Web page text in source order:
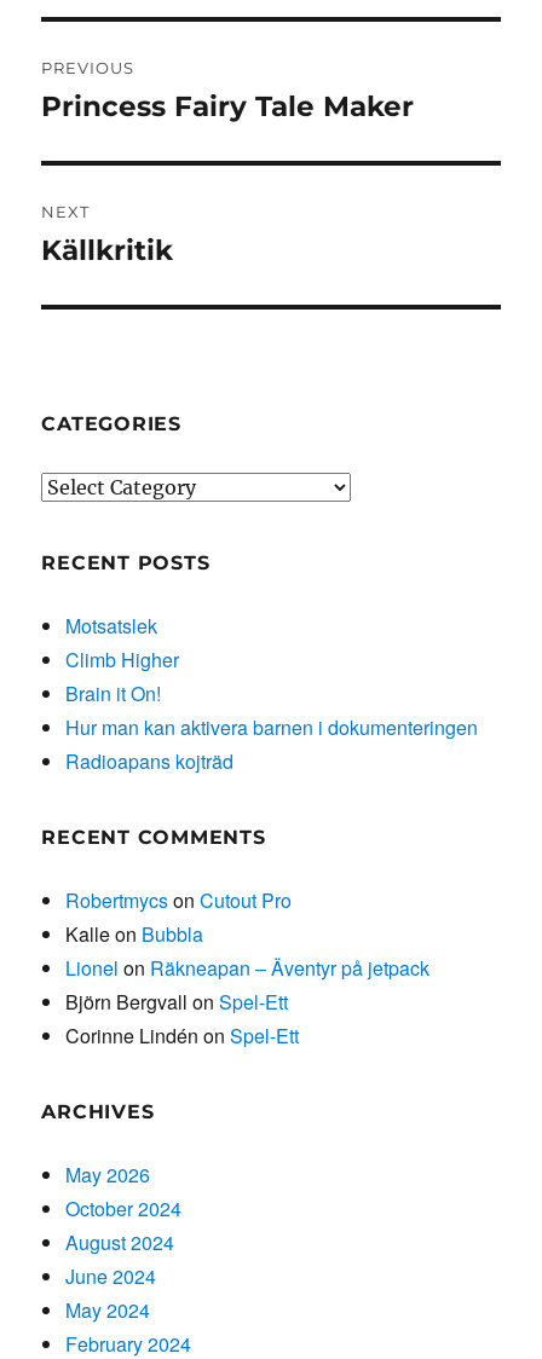
navigation
PREVIOUS
Previous
Princess Fairy Tale Maker
NEXT
Next
Källkritik
CATEGORIES
Categories
RECENT POSTS
Motsatslek
Climb Higher
Brain it On!
Hur man kan aktivera barnen i dokumenteringen
Radioapans kojträd
RECENT COMMENTS
RobertmycsonCutout Pro
Kalleon Bubbla
Lionel on Räkneapan – Äventyr på jetpack
Björn Bergvall onSpel-Ett
Corinne Lindén onSpel-Ett
ARCHIVES
May 2026
October 2024
August 2024
June 2024
May 2024
February 2024